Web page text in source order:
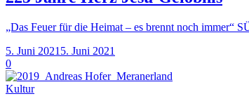
„Das Feuer für die Heimat – es brennt noch immer“
5. Juni 2021 5. Juni 2021
0
Kultur